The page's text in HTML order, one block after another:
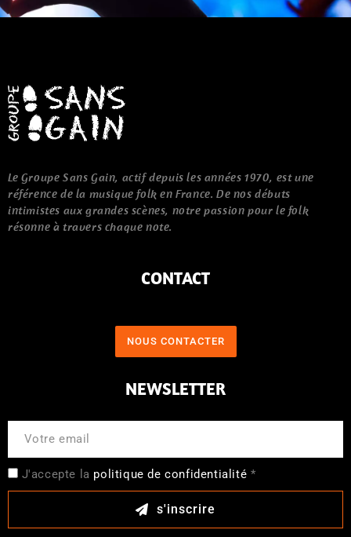
Le Groupe Sans Gain, actif depuis les années 1970, est une
référence de la musique folk en France. De nos débuts
intimistes aux grandes scènes, notre passion pour le folk
résonne à travers chaque note.
CONTACT
NOUS CONTACTER
NEWSLETTER
J'accepte la politique de confidentialité *
s'inscrire